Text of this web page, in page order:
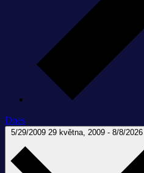
Dnes
5/29/2009 29 května, 2009 - 8/8/2026